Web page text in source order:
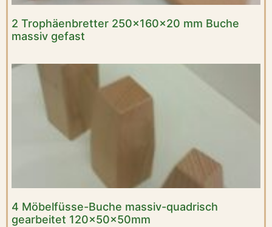
2 Trophäenbretter 250x160x20 mm Buche
massiv gefast
4 Möbelfüsse-Buche massiv-quadrisch
gearbeitet 120x50x50mm